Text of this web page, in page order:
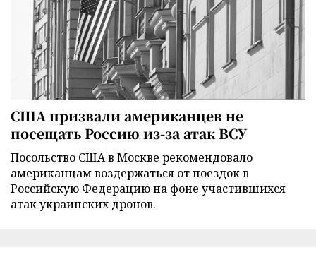
США призвали американцев не
посещать Россию из-за атак ВСУ
Посольство США в Москве рекомендовало
американцам воздержаться от поездок в
Российскую Федерацию на фоне участившихся
атак украинских дронов.